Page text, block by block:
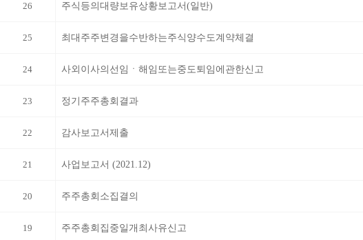
26 주식등의대량보유상황보고서(일반)
25 최대주주변경을수반하는주식양수도계약체결
24 사외이사의선임ㆍ해임또는중도퇴임에관한신고
23 정기주주총회결과
22 감사보고서제출
21 사업보고서 (2021.12)
20 주주총회소집결의
19 주주총회집중일개최사유신고